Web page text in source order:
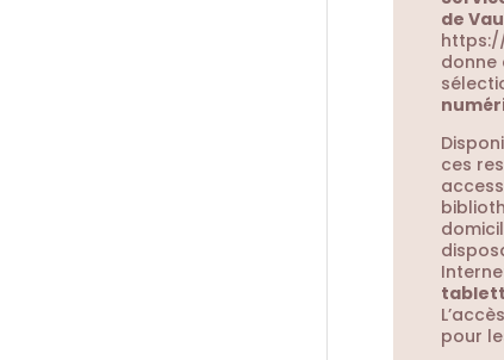
de
donne
ces
pour